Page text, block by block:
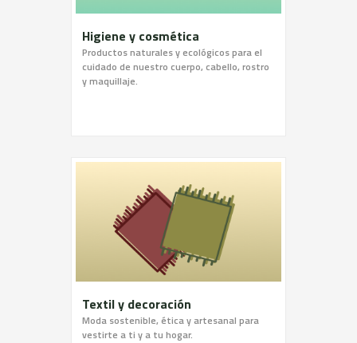
Higiene y cosmética
Productos naturales y ecológicos para el
cuidado de nuestro cuerpo, cabello, rostro
y maquillaje.
Textil y decoración
Moda sostenible, ética y artesanal para
vestirte a ti y a tu hogar.